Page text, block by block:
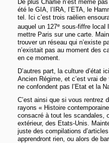
De plus Charlie n’est même
été le GIA, l’IRA, l’ETA, le
tel. Ici c’est trois raëlien
auquel un 127e sous-fiffre local
mettre Paris sur une carte.
trouver un réseau qui n’existe
n’existait pas au moment des
en ce moment.
D’autres part, la culture d’état
Ancien Régime, et c’est vrai
ne confondent pas l’Etat et la
C’est ainsi que si vous rentrez
rayons « Histoire
consacré à tout les scandales,
extérieur, des Etats-Unis.
juste des compilations
apprendront rien, ou alors de